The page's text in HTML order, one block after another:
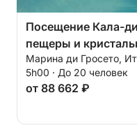
Посещение Кала-
пещеры и
море.
Марина ди Гросето,
5h00 · До 20 человек
от 88 662 ₽